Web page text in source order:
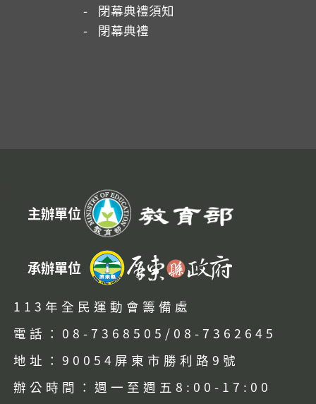
閉幕典禮須知
閉幕典禮
主辦單位
承辦單位
113年全民運動會籌備處
電話：08-7368505/08-7362645
地址：90054屏東市勝利路9號
辦公時間：週一至週五8:00-17:00